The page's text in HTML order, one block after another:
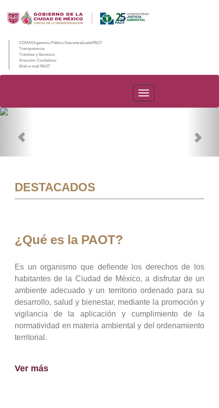
CDMX/Organismo Público Descentralizado/PAOT
Transparencia
Trámites y Servicios
Atención Ciudadana
Web e-mail PAOT
PAOT
DESTACADOS
¿Qué es la PAOT?
Es un organismo que defiende los derechos de los
habitantes de la Ciudad de México, a disfrutar de un
ambiente adecuado y un territorio ordenado para su
desarrollo, salud y bienestar, mediante la promoción y
vigilancia de la aplicación y cumplimiento de la
normatividad en materia ambiental y del ordenamiento
territorial.
Ver más